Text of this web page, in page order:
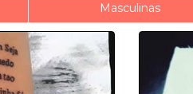
Masculinas